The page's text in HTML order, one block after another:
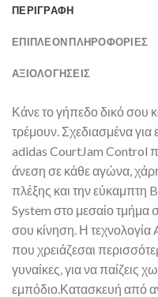
ΠΕΡΙΓΡΑΦΉ
ΕΠΙΠΛΈΟΝ ΠΛΗΡΟΦΟΡΊΕΣ
ΑΞΙΟΛΟΓΗΣΕΙΣ
Κάνε το γήπεδο δικό σου
τρέμουν. Σχεδιασμένα για
adidas CourtJam Control
άνεση σε κάθε αγώνα,
πλέξης και την εύκαμπτη
System στο μεσαίο τμήμα
σου κίνηση. Η τεχνολογία
που χρειάζεσαι
γυναίκες, για να παίζεις
εμπόδιο.Κατασκευή από